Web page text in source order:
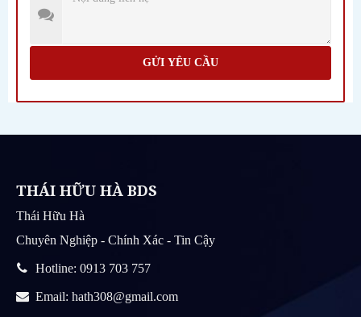
GỬI YÊU CẦU
THÁI HỮU HÀ BDS
Thái Hữu Hà
Chuyên Nghiệp - Chính Xác - Tin Cậy
Hotline: 0913 703 757
Email: hath308@gmail.com